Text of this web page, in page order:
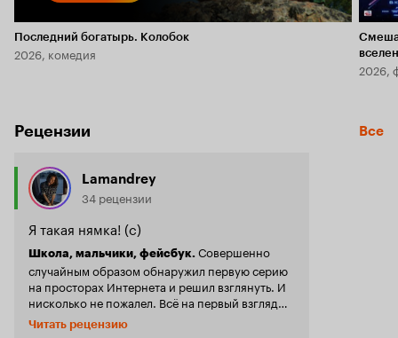
Последний богатырь. Колобок
2026, комедия
2026,
Рецензии Все
Lamandrey
34 рецензии
Я такая нямка! (с)
Школа, мальчики, фейсбук.
случайным образом обнаружил первую серию
на просторах Интернета и решил взглянуть. И
нисколько не пожалел. Всё на первый взгляд
проще некуда: школьницы, главная героиня -
староста. У неё завышенная самооценка,
Читать рецензию